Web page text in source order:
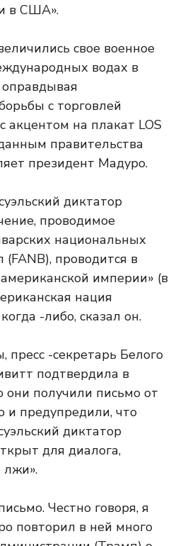
в США».
свое военное
водах в
с торговлей
акцентом на плакат LOS
правительства
президент Мадуро.
диктатор
проводимое
национальных
проводится в
империи» (в
нация
-либо, сказал он.
пресс -секретарь Белого
подтвердила в
они получили письмо от
и предупредили, что
диктатор
для диалога,
лжи».
Честно говоря, я
повторил в ней много